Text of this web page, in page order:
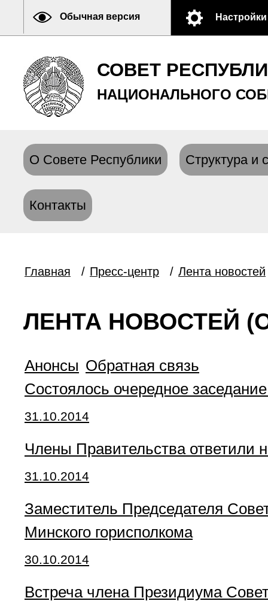
Обычная версия Настройки
СОВЕТ
НАЦИОНАЛЬНОГО
О Совете Республики Структура и
Контакты
Главная / Пресс-центр / Лента новостей
ЛЕНТА НОВОСТЕЙ
Анонсы Обратная связь
Состоялось очередное
31.10.2014
Члены Правительства ответили
31.10.2014
Заместитель Председателя
Минского горисполкома
30.10.2014
Встреча члена Президиума